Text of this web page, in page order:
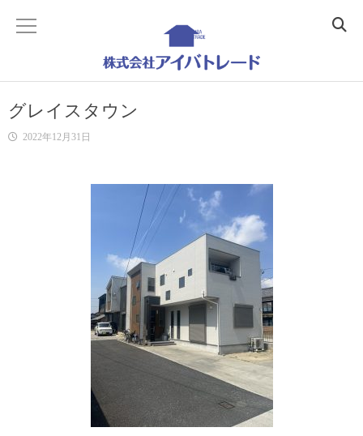
不動産コンサルティング
Realestate Consulting
建築コンサルティング
Building Consulting
Sales
グレイスタウン
2022年12月31日